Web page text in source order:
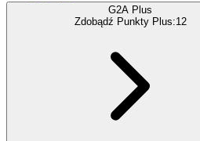
G2A Plus
Zdobądź Punkty Plus:12